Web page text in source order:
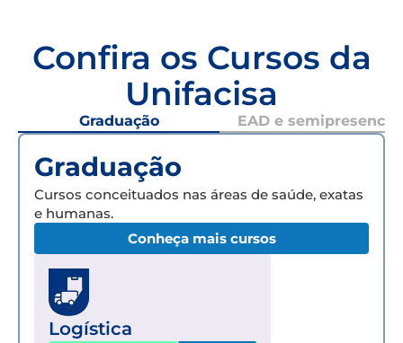
Confira os Cursos da
Unifacisa
Graduação EAD e semipresencial
Graduação
Cursos conceituados nas áreas de saúde, exatas
e humanas.
Conheça mais cursos
Logística